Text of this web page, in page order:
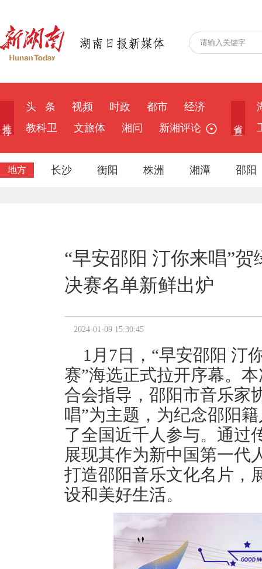
头 条 视频 时政 都市
经济
教科卫
文旅体 湘问 新湘评论
地方 长沙 衡阳 株洲 湘潭 邵阳
“早安邵阳 汀你来唱”
决赛名单新鲜出炉
2024-01-09 15:30:45
1月7日，“早安邵阳
赛”海选正式拉开序幕。
合会指导，邵阳市音乐家
唱”为主题，为纪念邵阳
了全国近千人参与。通过
展现其作为新中国第一代
打造邵阳音乐文化名片，
设和美好生活。